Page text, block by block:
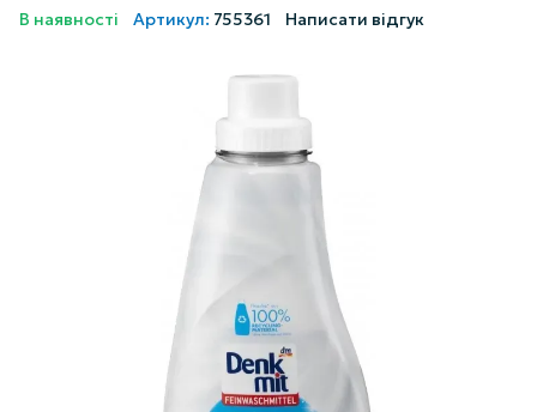
В наявності Артикул: 755361 Написати відгук